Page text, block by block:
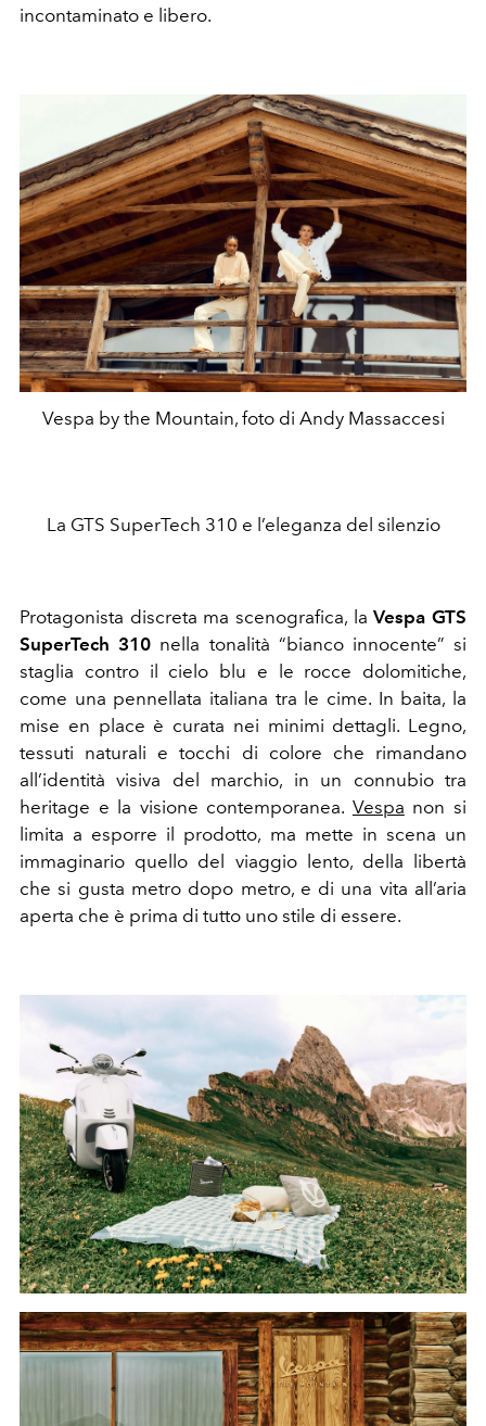
incontaminato e libero.
Vespa by the Mountain, foto di Andy Massaccesi
La GTS SuperTech 310 e l’eleganza del silenzio
Protagonista discreta ma scenografica, la Vespa GTS
SuperTech 310 nella tonalità “bianco innocente” si
staglia contro il cielo blu e le rocce dolomitiche,
come una pennellata italiana tra le cime. In baita, la
mise en place è curata nei minimi dettagli. Legno,
tessuti naturali e tocchi di colore che rimandano
all’identità visiva del marchio, in un connubio tra
heritage e la visione contemporanea. Vespa non si
limita a esporre il prodotto, ma mette in scena un
immaginario quello del viaggio lento, della libertà
che si gusta metro dopo metro, e di una vita all’aria
aperta che è prima di tutto uno stile di essere.